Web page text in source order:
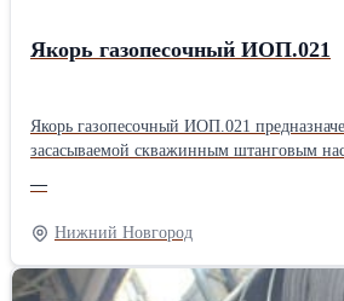
Якорь газопесочный ИОП.021
Якорь газопесочный ИОП.021
засасываемой скважинным штанговым
корпуса, нижнего корпуса, патрубка,
внутренней трубы и пробки. Все детали
внутренней трубы имеют резьбы НКТ73
2,54 мм. Для забора рабочей среды из
верхний корпус имеет 88 отверстий
—
Нижний Новгород